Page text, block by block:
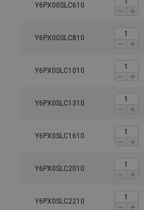
Y6PX00SLC610
Y6PX00SLC810
Y6PX0SLC1010
Y6PX0SLC1310
Y6PX0SLC1610
Y6PX0SLC2010
Y6PX0SLC2210